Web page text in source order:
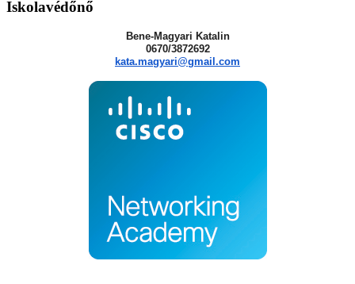
Iskolavédőnő
Bene-Magyari Katalin
0670/3872692
kata.magyari@gmail.com